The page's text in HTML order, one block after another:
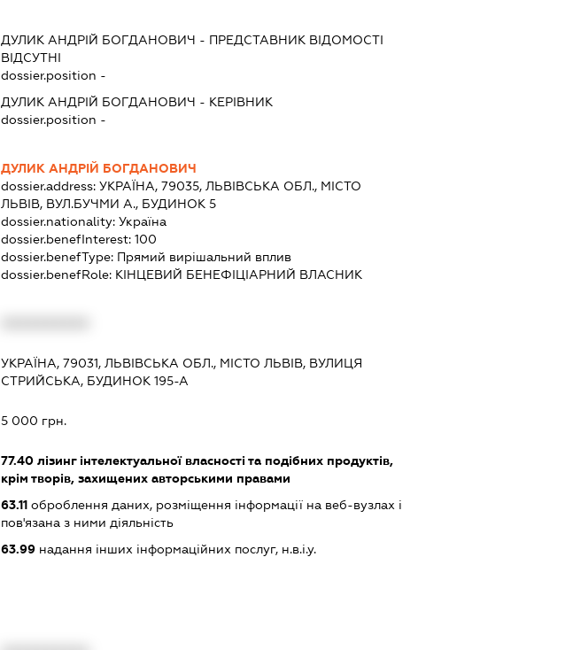
ДУЛИК АНДРІЙ БОГДАНОВИЧ - ПРЕДСТАВНИК ВІДОМОСТІ
ВІДСУТНІ
dossier.position -
ДУЛИК АНДРІЙ БОГДАНОВИЧ - КЕРІВНИК
dossier.position -
ДУЛИК АНДРІЙ БОГДАНОВИЧ
dossier.address:УКРАЇНА, 79035, ЛЬВІВСЬКА ОБЛ., МІСТО
ЛЬВІВ, ВУЛ.БУЧМИ А., БУДИНОК 5
dossier.nationality:Україна
dossier.benefInterest:100
dossier.benefType: Прямий вирішальний вплив
dossier.benefRole: КІНЦЕВИЙ БЕНЕФІЦІАРНИЙ ВЛАСНИК
УКРАЇНА, 79031, ЛЬВІВСЬКА ОБЛ., МІСТО ЛЬВІВ, ВУЛИЦЯ
СТРИЙСЬКА, БУДИНОК 195-А
5 000 грн.
77.40 лізинг інтелектуальної власності та подібних продуктів,
крім творів, захищених авторськими правами
63.11 оброблення даних, розміщення інформації на веб-вузлах і
пов'язана з ними діяльність
63.99 надання інших інформаційних послуг, н.в.і.у.